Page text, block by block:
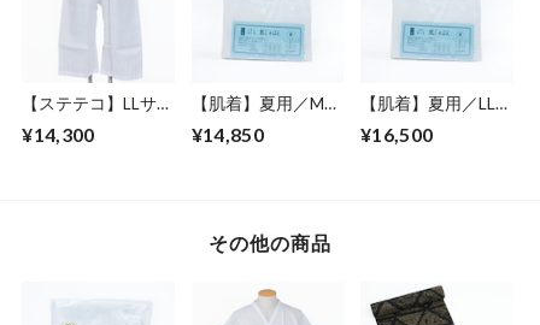
【ステテコ】LLサイ
性
¥14,300
【肌着】夏用／Mサ
麻／麻わた／女性
¥14,850
【肌着】夏用／LLサ
麻／麻わた／女性
¥16,500
その他の商品